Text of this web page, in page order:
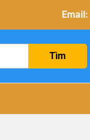
Email:
Tìm